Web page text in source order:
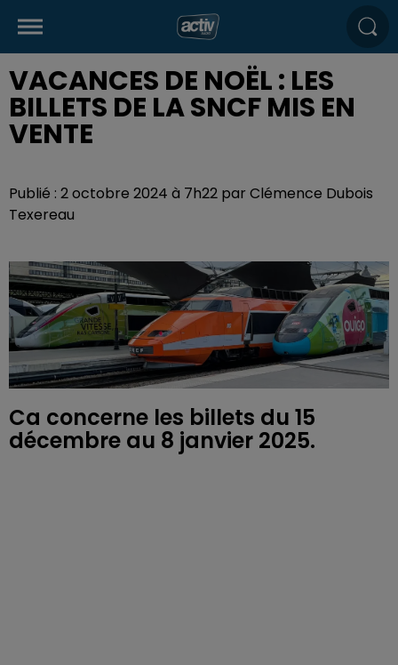
VACANCES DE NOËL : LES
BILLETS DE LA SNCF MIS EN
VENTE
Publié : 2 octobre 2024 à 7h22 par Clémence Dubois
Texereau
Ca concerne les billets du 15
décembre au 8 janvier 2025.